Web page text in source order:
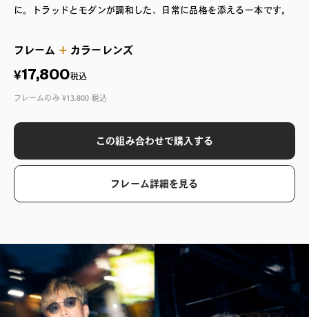
に。トラッドとモダンが調和した、日常に品格を添える一本です。
フレーム ＋ カラーレンズ
¥17,800税込
フレームのみ ¥13,800 税込
この組み合わせで購入する
フレーム詳細を見る